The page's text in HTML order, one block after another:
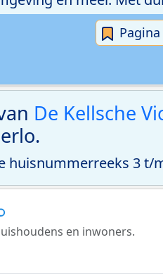
De Kellsche
huisnummerreeks 3 t/
en inwoners.